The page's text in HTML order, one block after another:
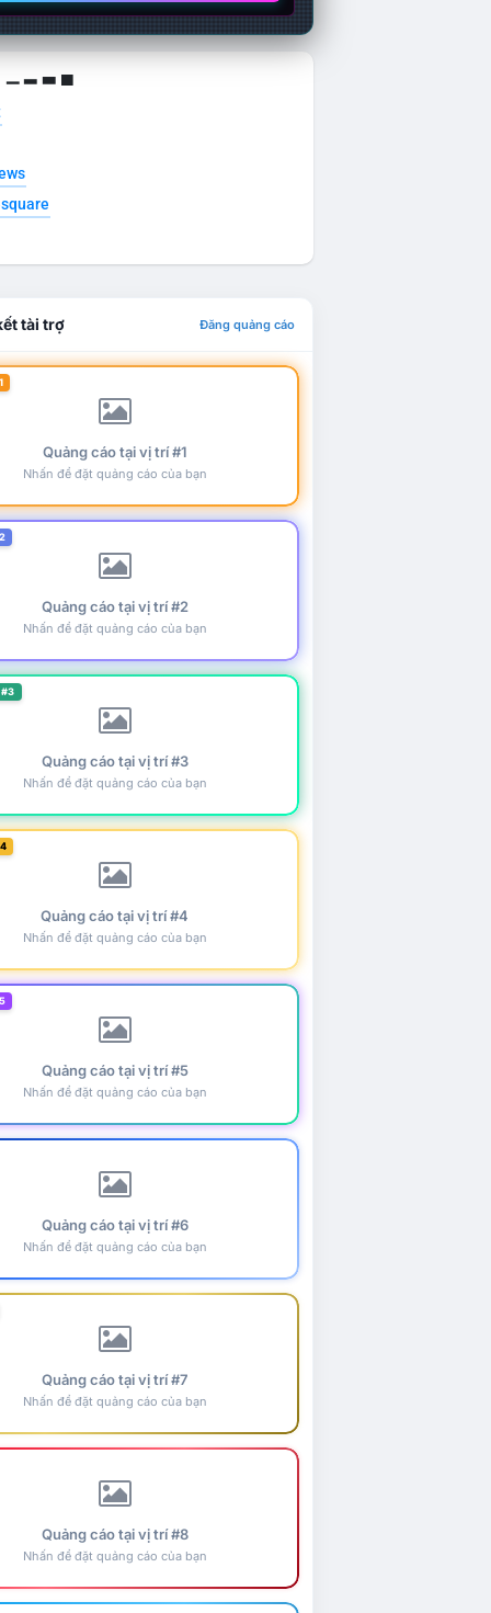
▁ ▂ ▃ ▄
tài trợ Đăng quảng cáo
Quảng cáo tại vị trí #1
Nhấn để đặt quảng cáo của bạn
Quảng cáo tại vị trí #2
Nhấn để đặt quảng cáo của bạn
Quảng cáo tại vị trí #3
Nhấn để đặt quảng cáo của bạn
Quảng cáo tại vị trí #4
Nhấn để đặt quảng cáo của bạn
Quảng cáo tại vị trí #5
Nhấn để đặt quảng cáo của bạn
Quảng cáo tại vị trí #6
Nhấn để đặt quảng cáo của bạn
Quảng cáo tại vị trí #7
Nhấn để đặt quảng cáo của bạn
Quảng cáo tại vị trí #8
Nhấn để đặt quảng cáo của bạn